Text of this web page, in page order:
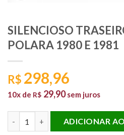
SILENCIOSO
POLARA 1980 E 1981
R$ 298,96
10x de R$ 29,90 sem juros
ADICIONAR